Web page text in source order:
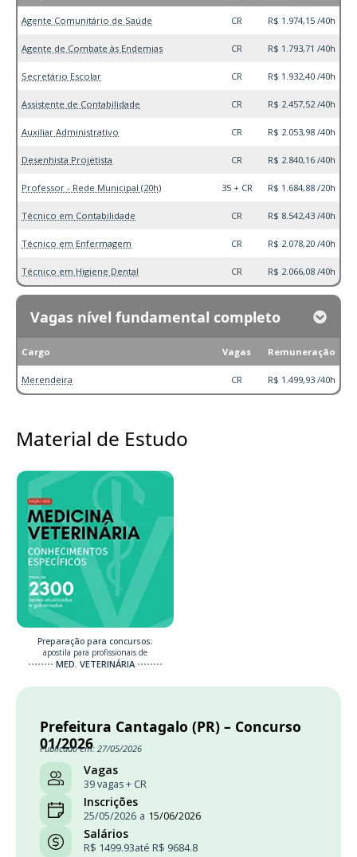
Agente Comunitário de Saúde CR R$ 1.974,15 /40h
Agente de Combate às Endemias CR R$ 1.793,71 /40h
Secretário Escolar CR R$ 1.932,40 /40h
Assistente de Contabilidade CR R$ 2.457,52 /40h
Auxiliar Administrativo CR R$ 2.053,98 /40h
Desenhista Projetista CR R$ 2.840,16 /40h
Professor - Rede Municipal (20h) 35 + CR R$ 1.684,88 /20h
Técnico em Contabilidade CR R$ 8.542,43 /40h
Técnico em Enfermagem CR R$ 2.078,20 /40h
Técnico em Higiene Dental CR R$ 2.066,08 /40h
Vagas nível fundamental completo
Cargo Vagas Remuneração
Merendeira CR R$ 1.499,93 /40h
Material de Estudo
Preparação para concursos:
apostila para profissionais de
MED. VETERINÁRIA
Prefeitura Cantagalo (PR) – Concurso
01/2026
Publicado em: 27/05/2026
Vagas
39 vagas + CR
Inscrições
25/05/2026 a 15/06/2026
Salários
R$ 1499.93até R$ 9684.8